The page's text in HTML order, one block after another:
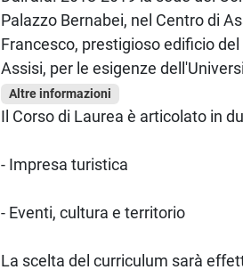
Palazzo Bernabei, nel Centro di
Francesco, prestigioso edificio
Assisi, per le esigenze
Altre informazioni
Il Corso di Laurea è articolato in
- Impresa turistica
- Eventi, cultura e territorio
La scelta del curriculum sarà